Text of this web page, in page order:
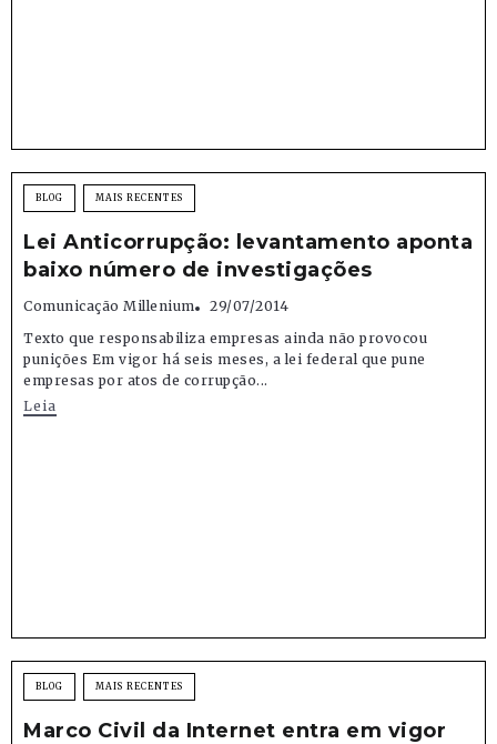
BLOG MAIS RECENTES
Lei Anticorrupção: levantamento aponta
baixo número de investigações
Comunicação Millenium
29/07/2014
Texto que responsabiliza empresas ainda não provocou
punições Em vigor há seis meses, a lei federal que pune
empresas por atos de corrupção...
Leia
BLOG MAIS RECENTES
Marco Civil da Internet entra em vigor